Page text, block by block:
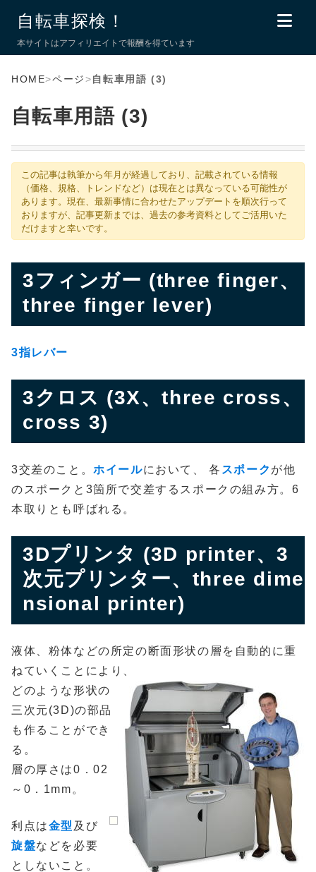
自転車探検！
本サイトはアフィリエイトで報酬を得ています
HOME>ページ>自転車用語 (3)
自転車用語 (3)
この記事は執筆から年月が経過しており、記載されている情報
（価格、規格、トレンドなど）は現在とは異なっている可能性が
あります。現在、最新事情に合わせたアップデートを順次行って
おりますが、記事更新までは、過去の参考資料としてご活用いた
だけますと幸いです。
3フィンガー (three finger、
three finger lever)
3指レバー
3クロス (3X、three cross、
cross 3)
3交差のこと。ホイールにおいて、 各 スポーク が他
のスポークと3箇所で交差するスポークの組み方。6
本取りとも呼ばれる。
3Dプリンタ (3D printer、3
次元プリンター、three dime
nsional printer)
液体、粉体などの所定の断面形状の層を自動的に重
ねていくことにより、
どのような形状の
三次元(3D)の部品
も作ることができ
る。
層の厚さは0．02
～0．1mm。
利点は金型 及び
旋盤などを必要
としないこと。